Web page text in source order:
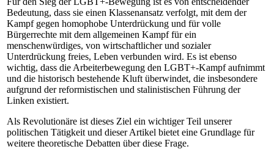
Bedeutung, dass sie einen Klassenansatz verfolgt, mit dem der
Kampf gegen homophobe Unterdrückung und für volle
Bürgerrechte mit dem allgemeinen Kampf für ein
menschenwürdiges, von wirtschaftlicher und sozialer
Unterdrückung freies, Leben verbunden wird. Es ist ebenso
wichtig, dass die Arbeiterbewegung den LGBT+-Kampf aufnimmt
und die historisch bestehende Kluft überwindet, die insbesondere
aufgrund der reformistischen und stalinistischen Führung der
Linken existiert.
Als Revolutionäre ist dieses Ziel ein wichtiger Teil unserer
politischen Tätigkeit und dieser Artikel bietet eine Grundlage für
weitere theoretische Debatten über diese Frage.